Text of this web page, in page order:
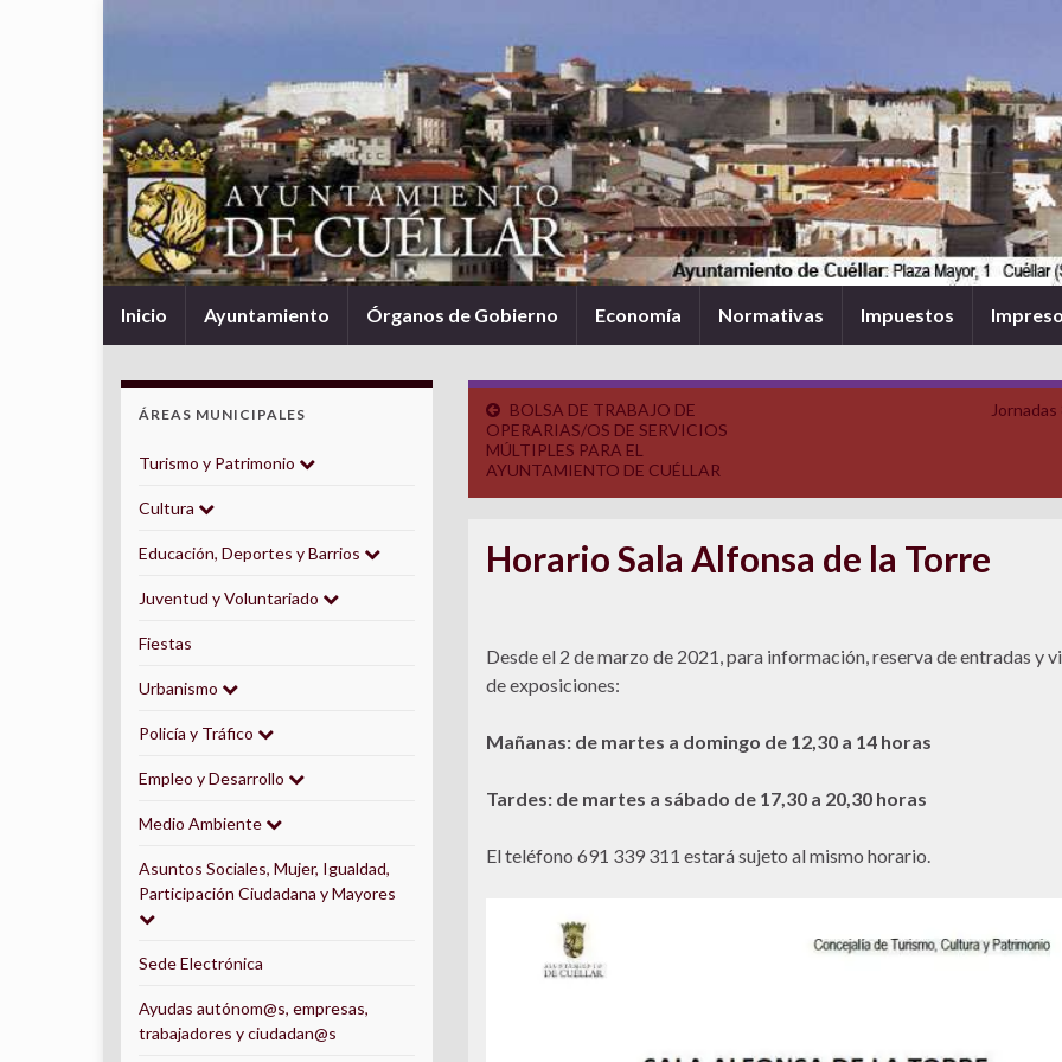
Inicio Ayuntamiento Órganos de Gobierno Economía Normativas Impuestos
BOLSA DE TRABAJO DE
OPERARIAS/OS DE SERVICIOS
MÚLTIPLES PARA EL
AYUNTAMIENTO DE CUÉLLAR
Jornadas
Horario Sala Alfonsa de la Torre
Desde el 2 de marzo de 2021, para información, reserva de entradas y
de exposiciones:
Mañanas: de martes a domingo de 12,30 a 14 horas
Tardes: de martes a sábado de 17,30 a 20,30 horas
El teléfono 691 339 311 estará sujeto al mismo horario.
ÁREAS MUNICIPALES
Turismo y Patrimonio
Cultura
Educación, Deportes y Barrios
Juventud y Voluntariado
Fiestas
Urbanismo
Policía y Tráfico
Empleo y Desarrollo
Medio Ambiente
Asuntos Sociales, Mujer, Igualdad,
Participación Ciudadana y Mayores
Sede Electrónica
Ayudas autónom@s, empresas,
trabajadores y ciudadan@s